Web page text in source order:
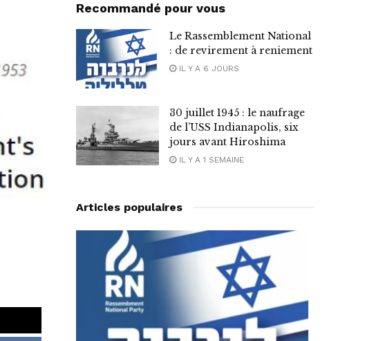
Recommandé pour vous
Le Rassemblement National
: de revirement à reniement
IL Y A 6 JOURS
30 juillet 1945 : le naufrage
de l’USS Indianapolis, six
jours avant Hiroshima
IL Y A 1 SEMAINE
Articles populaires